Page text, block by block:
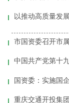
以推动高质量发
市国资委召开市
中国共产党第十
国资委：实施国
重庆交通开投集